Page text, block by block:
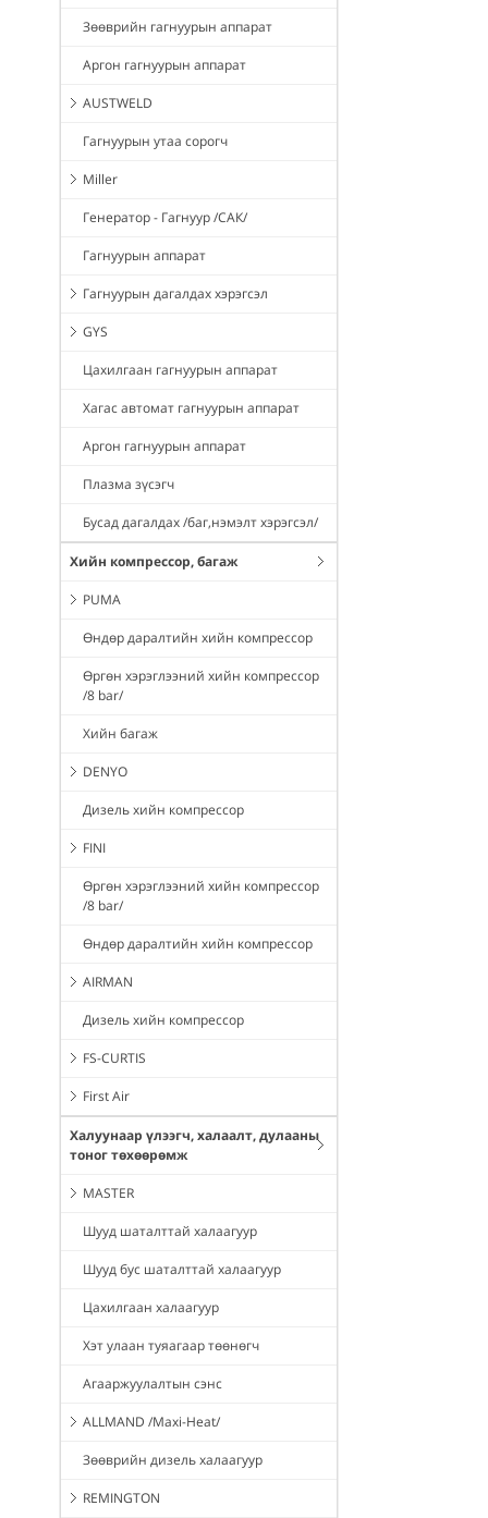
Зөөврийн гагнуурын аппарат
Аргон гагнуурын аппарат
AUSTWELD
Гагнуурын утаа сорогч
Miller
Генератор - Гагнуур /САК/
Гагнуурын аппарат
Гагнуурын дагалдах хэрэгсэл
GYS
Цахилгаан гагнуурын аппарат
Хагас автомат гагнуурын аппарат
Аргон гагнуурын аппарат
Плазма зүсэгч
Бусад дагалдах /баг,нэмэлт хэрэгсэл/
Хийн компрессор, багаж
PUMA
Өндөр даралтийн хийн компрессор
Өргөн хэрэглээний хийн компрессор
/8 bar/
Хийн багаж
DENYO
Дизель хийн компрессор
FINI
Өргөн хэрэглээний хийн компрессор
/8 bar/
Өндөр даралтийн хийн компрессор
AIRMAN
Дизель хийн компрессор
FS-CURTIS
First Air
Халуунаар үлээгч, халаалт, дулааны
тоног төхөөрөмж
MASTER
Шууд шаталттай халаагуур
Шууд бус шаталттай халаагуур
Цахилгаан халаагуур
Хэт улаан туяагаар төөнөгч
Агааржуулалтын сэнс
ALLMAND /Maxi-Heat/
Зөөврийн дизель халаагуур
REMINGTON